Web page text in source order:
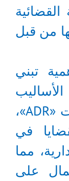
القضائية
من قبل
تبني
البديلة في تسوية المنازعات «ADR»،
في
مما
على